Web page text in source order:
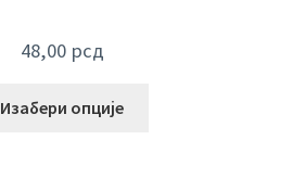
48,00 рсд
Изабери опције